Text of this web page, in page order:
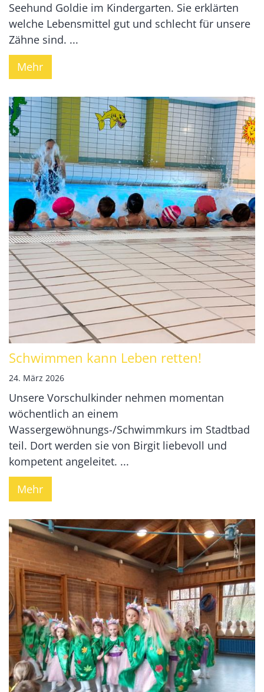
Seehund Goldie im Kindergarten. Sie erklärten
welche Lebensmittel gut und schlecht für unsere
Zähne sind. ...
Mehr
Schwimmen kann Leben retten!
24. März 2026
Unsere Vorschulkinder nehmen momentan
wöchentlich an einem
Wassergewöhnungs-/Schwimmkurs im Stadtbad
teil. Dort werden sie von Birgit liebevoll und
kompetent angeleitet. ...
Mehr